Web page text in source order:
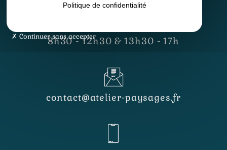
8h30 - 12h30 & 13h30 - 17h
contact@atelier-paysages.fr
Politique de confidentialité
Continuer sans accepter